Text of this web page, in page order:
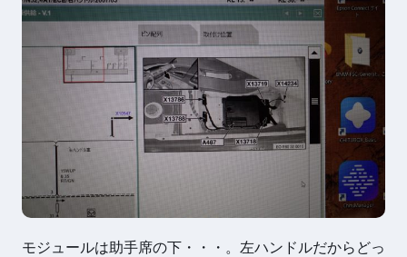
モジュールは助手席の下・・・。左ハンドルだからどっ